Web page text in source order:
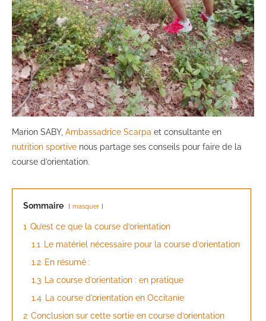
Marion SABY, Ambassadrice Scarpa et consultante en
nutrition sportive nous partage ses conseils pour faire de la
course d’orientation.
Sommaire masquer
1 Qu’est ce que la course d’orientation
1.1 Le matériel nécessaire pour la course d’orientation
1.2 En résumé :
1.3 La course d’orientation : en pratique
1.4 La course d’orientation en Occitanie
2 Conclusion sur cette sortie en course d’orientation